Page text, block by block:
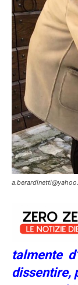
talmente
dissentire,